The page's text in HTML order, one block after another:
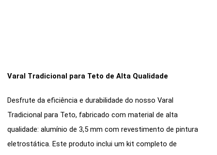
Varal Tradicional para Teto de Alta Qualidade
Desfrute da eficiência e durabilidade do nosso Varal
Tradicional para Teto, fabricado com material de alta
qualidade: alumínio de 3,5 mm com revestimento de pintura
eletrostática. Este produto inclui um kit completo de